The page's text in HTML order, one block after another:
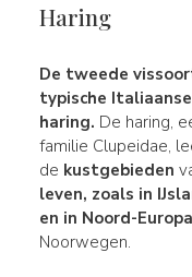
Haring
De tweede
typische
haring. De haring,
familie Clupeidae,
de kustgebieden
leven, zoals in
en in Noord-
Noorwegen.